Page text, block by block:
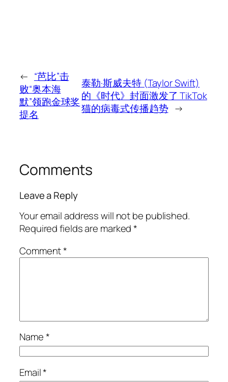
← “芭比”击
败“奥本海
默”领跑金球奖
提名
泰勒·斯威夫特 (Taylor Swift)
的《时代》封面激发了 TikTok
猫的病毒式传播趋势 →
Comments
Leave a Reply
Your email address will not be published.
Required fields are marked*
Comment*
Name*
Email*